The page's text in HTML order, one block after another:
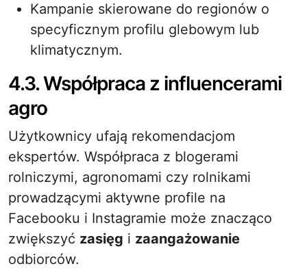
Kampanie skierowane do regionów o
specyficznym profilu glebowym lub
klimatycznym.
4.3. Współpraca z influencerami
agro
Użytkownicy ufają rekomendacjom
ekspertów. Współpraca z blogerami
rolniczymi, agronomami czy rolnikami
prowadzącymi aktywne profile na
Facebooku i Instagramie może znacząco
zwiększyć zasięg i zaangażowanie
odbiorców.